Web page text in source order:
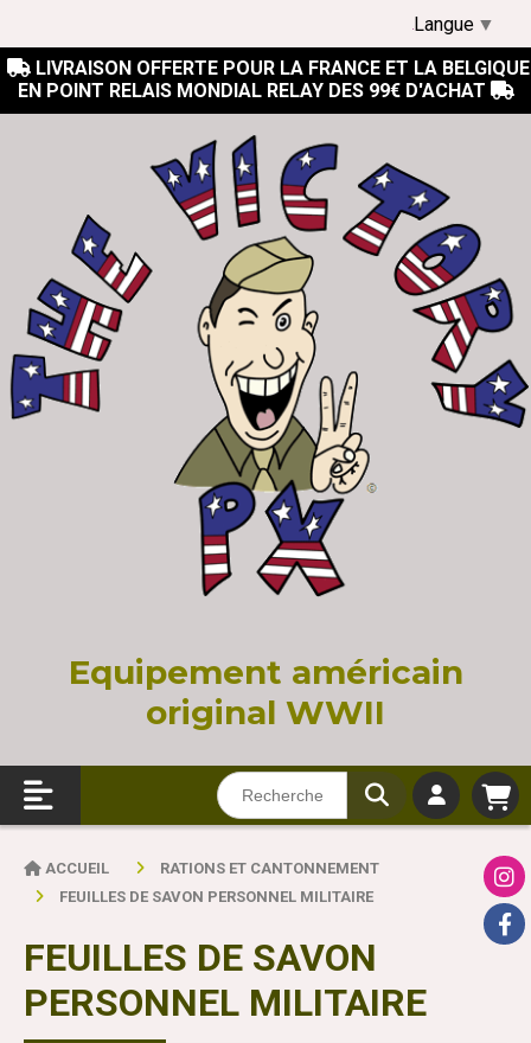
 LIVRAISON OFFERTE POUR LA FRANCE ET LA BELGIQUE
EN POINT RELAIS MONDIAL RELAY DES 99€ D'ACHAT 
Equipement américain
original WWII
ACCUEIL
RATIONS ET CANTONNEMENT
FEUILLES DE SAVON PERSONNEL MILITAIRE
FEUILLES DE SAVON
PERSONNEL MILITAIRE
Langue ▼